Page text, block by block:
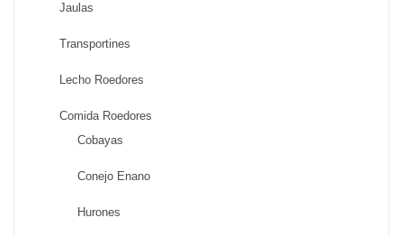
Jaulas
Transportines
Lecho Roedores
Comida Roedores
Cobayas
Conejo Enano
Hurones